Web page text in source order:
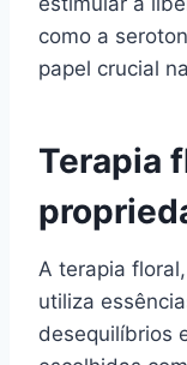
como a
papel crucial
Terapia
A terapia
utiliza
desequilíbrios